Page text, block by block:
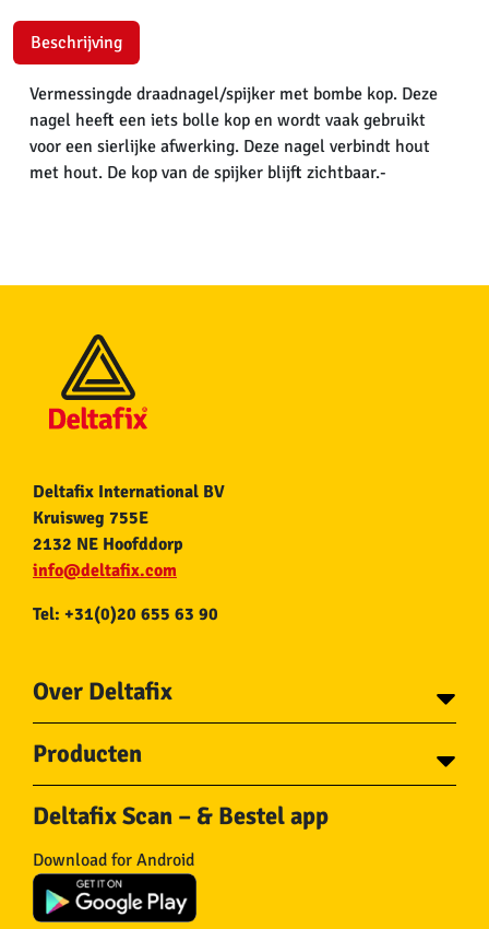
Beschrijving
Vermessingde draadnagel/spijker met bombe kop. Deze
nagel heeft een iets bolle kop en wordt vaak gebruikt
voor een sierlijke afwerking. Deze nagel verbindt hout
met hout. De kop van de spijker blijft zichtbaar.-
Deltafix International BV
Kruisweg 755E
2132 NE Hoofddorp
info@deltafix.com
Tel: +31(0)20 655 63 90
Over Deltafix
Voor gemeentes
Over Deltafix
Producten
Schroeven
Bouten
Draadnagels
Pluggen
Ketting en Toebehoren
Deltafix Scan – & Bestel app
Download for Android